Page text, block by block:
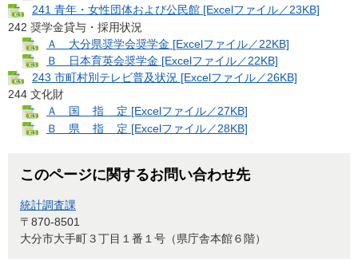
241 青年・女性団体および公民館 [Excelファイル／23KB]
242 奨学金貸与・採用状況
Ａ 大分県奨学会奨学金 [Excelファイル／22KB]
Ｂ 日本育英会奨学金 [Excelファイル／22KB]
243 市町村別テレビ普及状況 [Excelファイル／26KB]
244 文化財
Ａ 国 指 定 [Excelファイル／27KB]
Ｂ 県 指 定 [Excelファイル／28KB]
このページに関するお問い合わせ先
統計調査課
〒870-8501
大分市大手町３丁目１番１号（県庁舎本館６階）